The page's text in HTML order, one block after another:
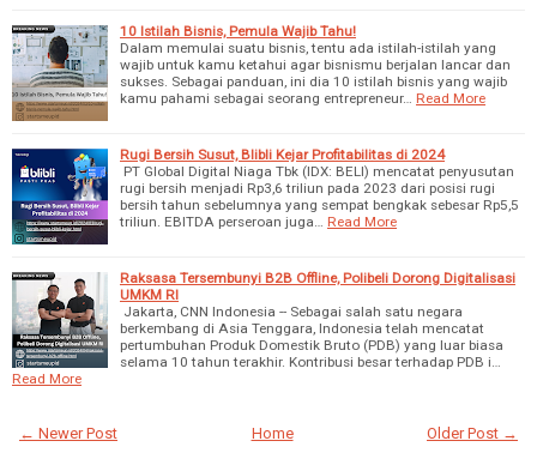
10 Istilah Bisnis, Pemula Wajib Tahu!
Dalam memulai suatu bisnis, tentu ada istilah-istilah yang
wajib untuk kamu ketahui agar bisnismu berjalan lancar dan
sukses. Sebagai panduan, ini dia 10 istilah bisnis yang wajib
kamu pahami sebagai seorang entrepreneur…
Read More
Rugi Bersih Susut, Blibli Kejar Profitabilitas di 2024
PT Global Digital Niaga Tbk (IDX: BELI) mencatat penyusutan
rugi bersih menjadi Rp3,6 triliun pada 2023 dari posisi rugi
bersih tahun sebelumnya yang sempat bengkak sebesar Rp5,5
triliun. EBITDA perseroan juga…
Read More
Raksasa Tersembunyi B2B Offline, Polibeli Dorong Digitalisasi
UMKM RI
Jakarta, CNN Indonesia -- Sebagai salah satu negara
berkembang di Asia Tenggara, Indonesia telah mencatat
pertumbuhan Produk Domestik Bruto (PDB) yang luar biasa
selama 10 tahun terakhir. Kontribusi besar terhadap PDB i…
Read More
← Newer Post Older Post →
Home